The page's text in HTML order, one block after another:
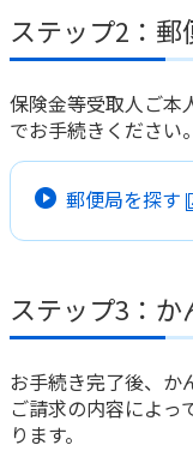
は「独立
局ネット
４ 委任者の住所
５ 委任される内容
（記載例）私は
払請求につい
６ 委任でお手続
注 お手続き
委任状の記載事項
きないことがあり
させていただく場
原則、委任代理人
ません。
相続に関するお手
をご覧ください。
「相続確認表」は
窓口でご用意して
相続のお手続きの
かんぽ生命のお手
＜ご準備いただく
法人の代表者
法人の従業員
ステップ2：郵
保険金等受取人ご本
でお手続きください。
郵便局を探す
ステップ3：
お手続き完了後、か
ご請求の内容によっ
ります。